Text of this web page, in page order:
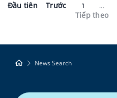
Đầu tiên Trước 1 ...
Tiếp theo
News Search